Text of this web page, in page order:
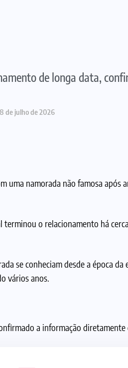
de longa data,
8 de julho de 2026
uma namorada não famosa
o relacionamento há
se conheciam desde a época da
vários anos.
a informação